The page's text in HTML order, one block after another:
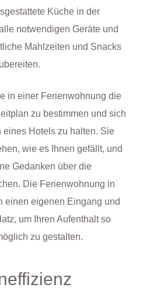
Küche in der
notwendigen Geräte und
Mahlzeiten und Snacks
in einer Ferienwohnung die
zu bestimmen und sich
eines Hotels zu halten. Sie
wie es Ihnen gefällt, und
Gedanken über die
Die Ferienwohnung in
einen eigenen Eingang und
um Ihren Aufenthalt so
zu gestalten.